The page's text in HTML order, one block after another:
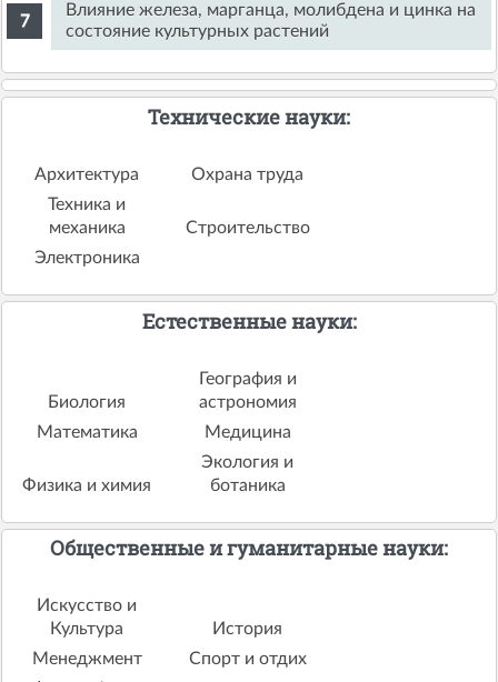
Влияние железа, марганца, молибдена и цинка на
состояние культурных растений
Технические науки:
Архитектура
Охрана труда
Техника и
механика
Строительство
Электроника
Естественные науки:
Биология
География и
астрономия
Математика
Медицина
Физика и химия
Экология и
ботаника
Общественные и гуманитарные науки:
Искусство и
Культура
История
Менеджмент
Спорт и отдих